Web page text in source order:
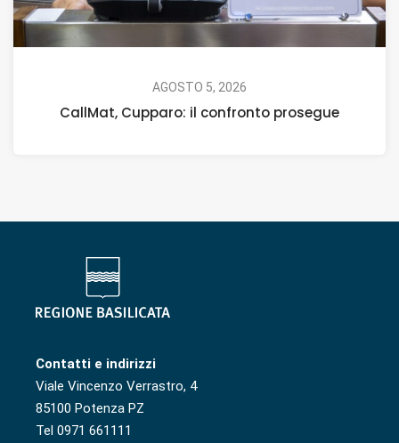
AGOSTO 5, 2026
CallMat, Cupparo: il confronto prosegue
Contatti e indirizzi
Viale Vincenzo Verrastro, 4
85100 Potenza PZ
Tel 0971 661111